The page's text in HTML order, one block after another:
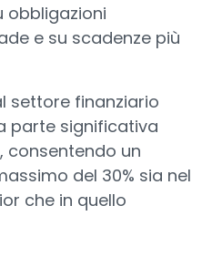
obbligazioni
e su scadenze più
settore finanziario
parte significativa
consentendo un
del 30% sia nel
che in quello